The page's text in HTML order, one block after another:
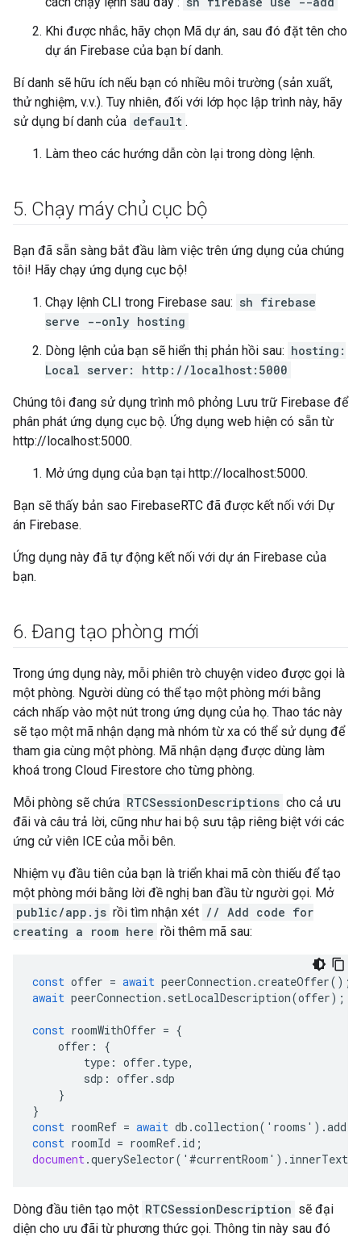
Khi được nhắc, hãy chọn Mã dự án, sau đó đặt tên cho
dự án Firebase của bạn bí danh.
Bí danh sẽ hữu ích nếu bạn có nhiều môi trường (sản xuất,
thử nghiệm, v.v.). Tuy nhiên, đối với lớp học lập trình này, hãy
sử dụng bí danh của default .
Làm theo các hướng dẫn còn lại trong dòng lệnh.
5. Chạy máy chủ cục bộ
Bạn đã sẵn sàng bắt đầu làm việc trên ứng dụng của chúng
tôi! Hãy chạy ứng dụng cục bộ!
Chạy lệnh CLI trong Firebase sau: sh firebase
serve --only hosting
Dòng lệnh của bạn sẽ hiển thị phản hồi sau: hosting:
Local server: http://localhost:5000
Chúng tôi đang sử dụng trình mô phỏng Lưu trữ Firebase để
phân phát ứng dụng cục bộ. Ứng dụng web hiện có sẵn từ
http://localhost:5000.
Mở ứng dụng của bạn tại http://localhost:5000.
Bạn sẽ thấy bản sao FirebaseRTC đã được kết nối với Dự
án Firebase.
Ứng dụng này đã tự động kết nối với dự án Firebase của
bạn.
6. Đang tạo phòng mới
Trong ứng dụng này, mỗi phiên trò chuyện video được gọi là
một phòng. Người dùng có thể tạo một phòng mới bằng
cách nhấp vào một nút trong ứng dụng của họ. Thao tác này
sẽ tạo một mã nhận dạng mà nhóm từ xa có thể sử dụng để
tham gia cùng một phòng. Mã nhận dạng được dùng làm
khoá trong Cloud Firestore cho từng phòng.
Mỗi phòng sẽ chứa RTCSessionDescriptions cho cả ưu
đãi và câu trả lời, cũng như hai bộ sưu tập riêng biệt với các
ứng cử viên ICE của mỗi bên.
Nhiệm vụ đầu tiên của bạn là triển khai mã còn thiếu để tạo
một phòng mới bằng lời đề nghị ban đầu từ người gọi. Mở
public/app.js rồi tìm nhận xét // Add code for
creating a room here rồi thêm mã sau:
const offer = await peerConnection .createOffer();
await peerConnection . setLocalDescription(offer);
const roomWithOffer = {
offer :
{
type : offer . type,
sdp : offer . sdp
}
}
const roomRef = await db .collection( ' rooms ' ).add
const roomId = roomRef. id ;
document.querySelector( ' #currentRoom ' ). innerText
Dòng đầu tiên tạo một RTCSessionDescription sẽ đại
diện cho ưu đãi từ phương thức gọi. Thông tin này sau đó